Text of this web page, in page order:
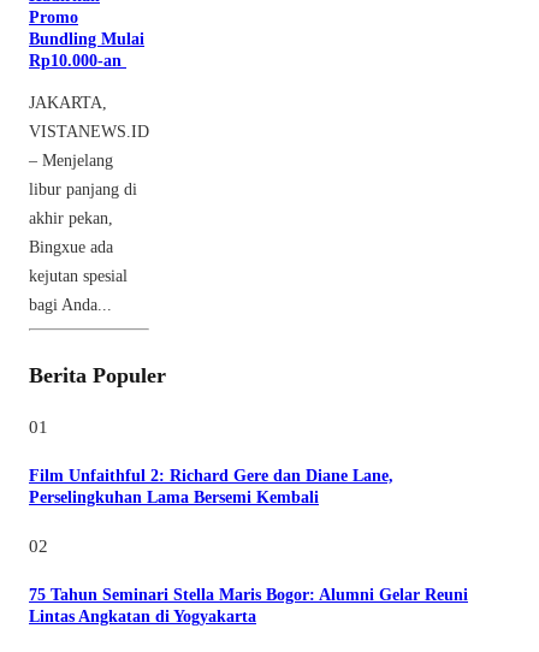
Promo
Bundling Mulai
Rp10.000-an
JAKARTA,
VISTANEWS.ID
– Menjelang
libur panjang di
akhir pekan,
Bingxue ada
kejutan spesial
bagi Anda...
Berita Populer
01
Film Unfaithful 2: Richard Gere dan Diane Lane,
Perselingkuhan Lama Bersemi Kembali
02
75 Tahun Seminari Stella Maris Bogor: Alumni Gelar Reuni
Lintas Angkatan di Yogyakarta